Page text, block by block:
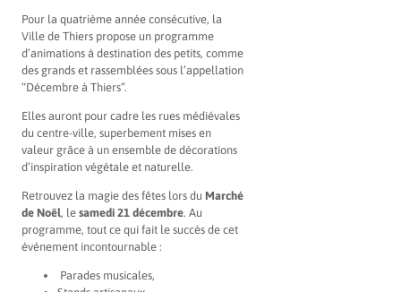
Pour la quatrième année consécutive, la
Ville de Thiers propose un programme
d’animations à destination des petits, comme
des grands et rassemblées sous l’appellation
“Décembre à Thiers”.
Elles auront pour cadre les rues médiévales
du centre-ville, superbement mises en
valeur grâce à un ensemble de décorations
d’inspiration végétale et naturelle.
Retrouvez la magie des fêtes lors du Marché
de Noël, le samedi 21 décembre. Au
programme, tout ce qui fait le succès de cet
événement incontournable :
Parades musicales,